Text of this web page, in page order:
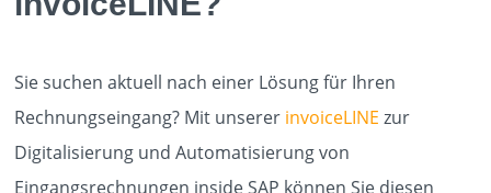
KUNDEN
Sie suchen aktuell nach einer Lösung für Ihren
Rechnungseingang? Mit unserer invoiceLINE zur
Digitalisierung und Automatisierung von
Eingangsrechnungen inside SAP können Sie diesen